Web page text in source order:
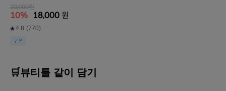
20,000원
10% 18,000 원
4.8 (770)
쿠폰
🛒뷰티툴 같이 담기